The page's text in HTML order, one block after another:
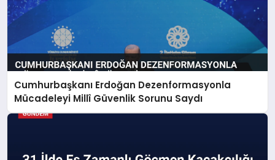
Cumhurbaşkanı Erdoğan Dezenformasyonla
Mücadeleyi Millî Güvenlik Sorunu Saydı